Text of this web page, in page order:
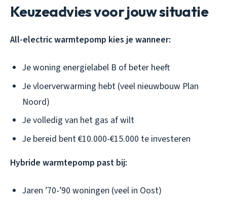
Keuzeadvies voor jouw situatie
All-electric warmtepomp kies je wanneer:
Je woning energielabel B of beter heeft
Je vloerverwarming hebt (veel nieuwbouw Plan
Noord)
Je volledig van het gas af wilt
Je bereid bent €10.000-€15.000 te investeren
Hybride warmtepomp past bij:
Jaren ’70-’90 woningen (veel in Oost)